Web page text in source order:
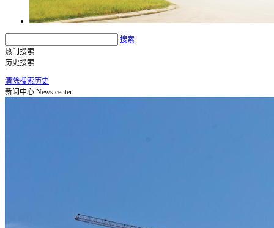
搜索
热门搜索
历史搜索
清除搜索历史
新闻中心 News center